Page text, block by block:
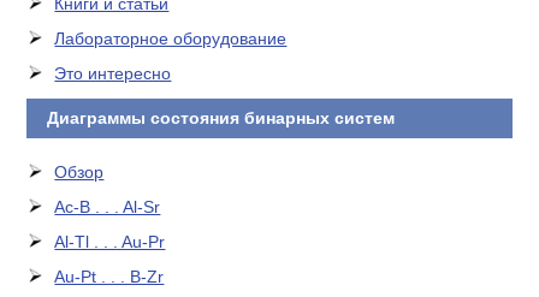
Лабораторное оборудование
Это интересно
Диаграммы состояния бинарных систем
Обзор
Ac-B . . . Al-Sr
Al-Tl . . . Au-Pr
Au-Pt . . . B-Zr